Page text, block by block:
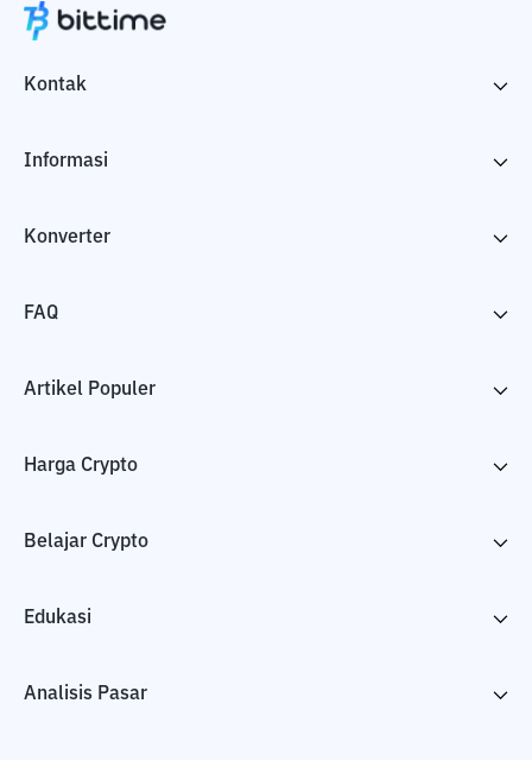
Kontak
Informasi
Konverter
FAQ
Artikel Populer
Harga Crypto
Belajar Crypto
Edukasi
Analisis Pasar